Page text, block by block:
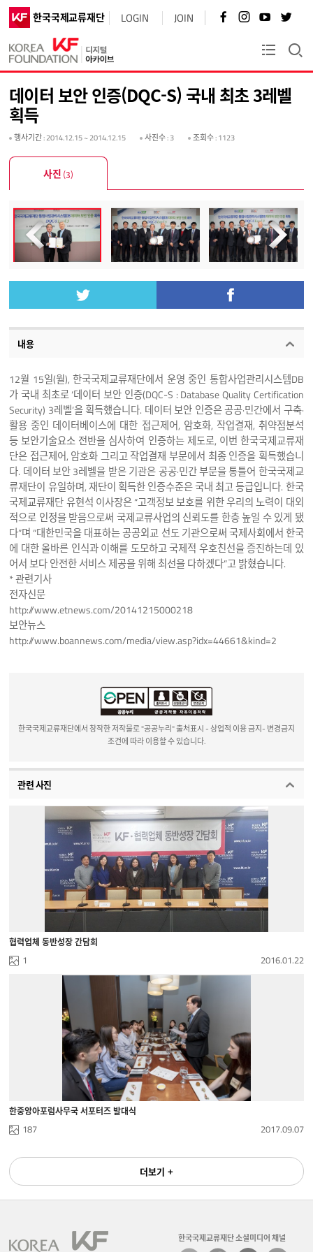
한국국제교류재단 LOGIN JOIN 페
이
로
가
기
인
스
바
로
가
유
튜
브
바
가
기
트
터
바
로
가
KF플러스
데이터 보안 인증(DQC-S) 국내 최초 3레벨
획득
행사기간: 2014.12.15 ~ 2014.12.15 사진수: 3 조회수: 1123
사진 (3)
내용
12월 15일(월), 한국국제교류재단에서 운영 중인 통합사업관리시스템DB
가 국내 최초로 ‘데이터 보안 인증(DQC-S : Database Quality Certification
Security) 3레벨’을 획득했습니다. 데이터 보안 인증은 공공·민간에서 구축·
활용 중인 데이터베이스에 대한 접근제어, 암호화, 작업결재, 취약점분석
등 보안기술요소 전반을 심사하여 인증하는 제도로, 이번 한국국제교류재
단은 접근제어, 암호화 그리고 작업결재 부문에서 최종 인증을 획득했습니
다. 데이터 보안 3레벨을 받은 기관은 공공·민간 부문을 통틀어 한국국제교
류재단이 유일하며, 재단이 획득한 인증수준은 국내 최고 등급입니다. 한국
국제교류재단 유현석 이사장은 “고객정보 보호를 위한 우리의 노력이 대외
적으로 인정을 받음으로써 국제교류사업의 신뢰도를 한층 높일 수 있게 됐
다”며 “대한민국을 대표하는 공공외교 선도 기관으로써 국제사회에서 한국
에 대한 올바른 인식과 이해를 도모하고 국제적 우호친선을 증진하는데 있
어서 보다 안전한 서비스 제공을 위해 최선을 다하겠다”고 밝혔습니다.
* 관련기사
전자신문
http://www.etnews.com/20141215000218
보안뉴스
http://www.boannews.com/media/view.asp?idx=44661&kind=2
한국국제교류재단에서 창작한 저작물로 "공공누리" 출처표시 - 상업적 이용 금지- 변경금지
조건에 따라 이용할 수 있습니다.
관련 사진
협력업체 동반성장 간담회
1 2016.01.22
한중앙아포럼사무국 서포터즈 발대식
187 2017.09.07
더보기 +
한국국제교류재단 소셜미디어 채널